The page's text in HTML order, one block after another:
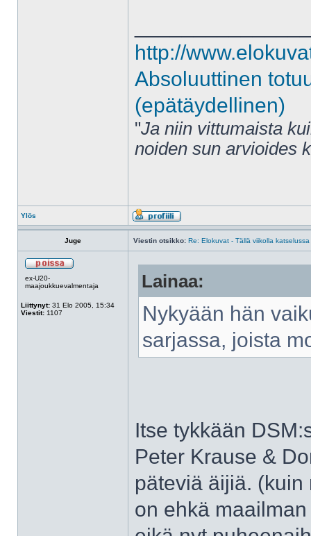
http://
Absoluuttinen
(epätäydellinen)
"Ja niin vittumaista
noiden sun arvioides
Ylös
Juge Viestin otsikko: Re: Elokuvat - Tällä viikolla katselussa
ex-U20-
maajoukkuevalmentaja
Liittynyt: 31 Elo 2005, 15:34
Viestit: 1107
Lainaa:
Nykyään hän
sarjassa, joista
Itse tykkään
Peter Krause &
päteviä äijiä. (kuin
on ehkä